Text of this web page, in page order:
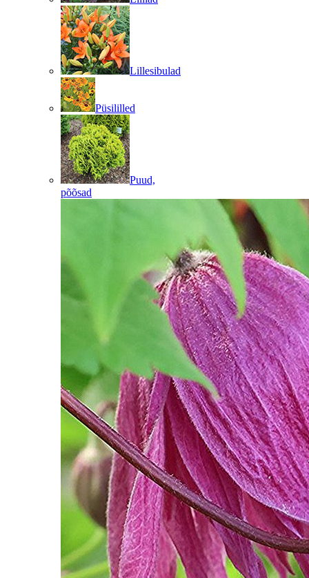
Lillesibulad
Püsililled
Puud,
põõsad